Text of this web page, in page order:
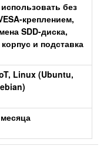
без
креплением,
SDD-диска,
и подставка
Linux (Ubuntu,